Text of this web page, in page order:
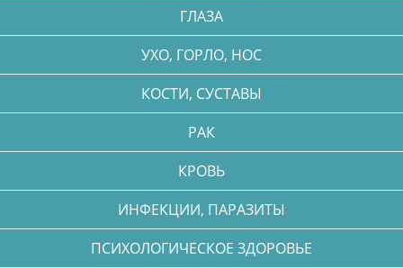
ГЛАЗА
УХО, ГОРЛО, НОС
КОСТИ, СУСТАВЫ
РАК
КРОВЬ
ИНФЕКЦИИ, ПАРАЗИТЫ
ПСИХОЛОГИЧЕСКОЕ ЗДОРОВЬЕ